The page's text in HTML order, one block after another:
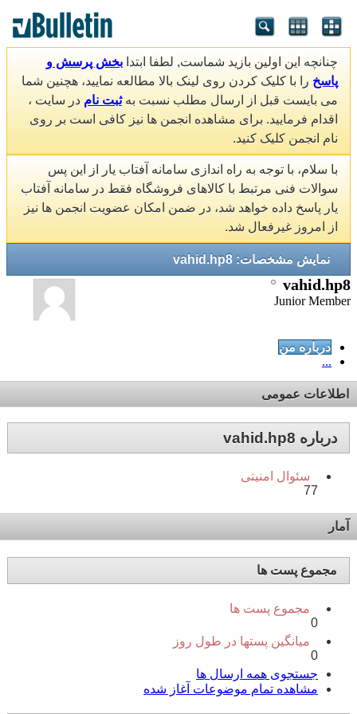
چنانچه این اولین بازید شماست, لطفا ابتدا بخش پرسش و
پاسخ را با کلیک کردن روی لینک بالا مطالعه نمایید، هچنین شما
می بایست قبل از ارسال مطلب نسبت بهثبت نام در سایت ،
اقدام فرمایید. برای مشاهده انجمن ها نیز کافی است بر روی
نام انجمن کلیک کنید.
با سلام، با توجه به راه اندازی سامانه آفتاب یار از این پس
سوالات فنی مرتبط با کالاهای فروشگاه فقط در سامانه آفتاب
یار پاسخ داده خواهد شد، در ضمن امکان عضویت انجمن ها نیز
از امروز غیرفعال شد.
نمایش مشخصات: vahid.hp8
vahid.hp8
Junior Member
درباره من
...
اطلاعات عمومی
درباره vahid.hp8
سئوال امنیتی
77
آمار
مجموع پست ها
مجموع پست ها
0
میانگین پستها در طول روز
0
جستجوی همه ارسال ها
مشاهده تمام موضوعات آغاز شده